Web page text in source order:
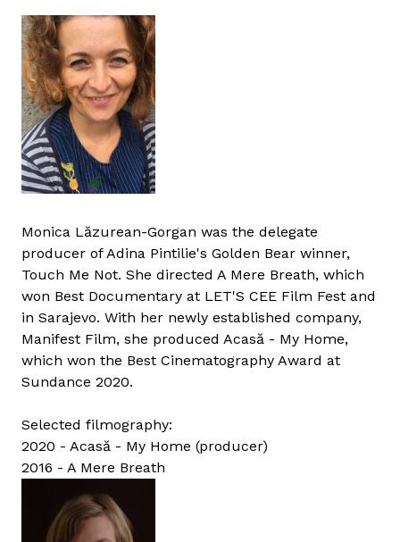
Monica Lăzurean-Gorgan was the delegate
producer of Adina Pintilie's Golden Bear winner,
Touch Me Not. She directed A Mere Breath, which
won Best Documentary at LET'S CEE Film Fest and
in Sarajevo. With her newly established company,
Manifest Film, she produced Acasă - My Home,
which won the Best Cinematography Award at
Sundance 2020.
Selected filmography:
2020 - Acasă - My Home (producer)
2016 - A Mere Breath